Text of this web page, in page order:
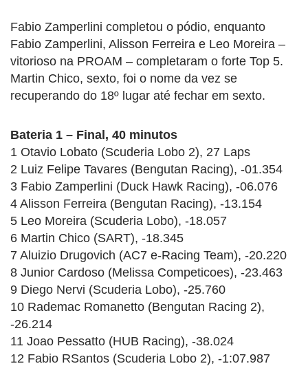
Fabio Zamperlini completou o pódio, enquanto
Fabio Zamperlini, Alisson Ferreira e Leo Moreira –
vitorioso na PROAM – completaram o forte Top 5.
Martin Chico, sexto, foi o nome da vez se
recuperando do 18º lugar até fechar em sexto.
Bateria 1 – Final, 40 minutos
1 Otavio Lobato (Scuderia Lobo 2), 27 Laps
2 Luiz Felipe Tavares (Bengutan Racing), -01.354
3 Fabio Zamperlini (Duck Hawk Racing), -06.076
4 Alisson Ferreira (Bengutan Racing), -13.154
5 Leo Moreira (Scuderia Lobo), -18.057
6 Martin Chico (SART), -18.345
7 Aluizio Drugovich (AC7 e-Racing Team), -20.220
8 Junior Cardoso (Melissa Competicoes), -23.463
9 Diego Nervi (Scuderia Lobo), -25.760
10 Rademac Romanetto (Bengutan Racing 2),
-26.214
11 Joao Pessatto (HUB Racing), -38.024
12 Fabio RSantos (Scuderia Lobo 2), -1:07.987